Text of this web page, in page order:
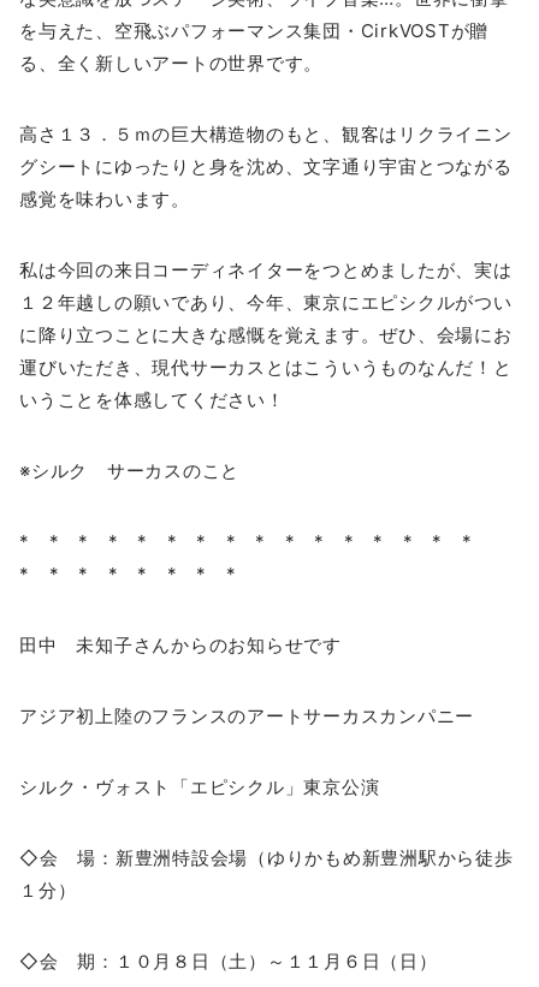
を与えた、空飛ぶパフォーマンス集団・CirkVOSTが贈
る、全く新しいアートの世界です。
高さ１３．５ｍの巨大構造物のもと、観客はリクライニン
グシートにゆったりと身を沈め、文字通り宇宙とつながる
感覚を味わいます。
私は今回の来日コーディネイターをつとめましたが、実は
１２年越しの願いであり、今年、東京にエピシクルがつい
に降り立つことに大きな感慨を覚えます。ぜひ、会場にお
運びいただき、現代サーカスとはこういうものなんだ！と
いうことを体感してください！
※シルク サーカスのこと
* * * * * * * * * * * * * * * *
* * * * * * * *
田中 未知子さんからのお知らせです
アジア初上陸のフランスのアートサーカスカンパニー
シルク・ヴォスト「エピシクル」東京公演
◇会 場：新豊洲特設会場（ゆりかもめ新豊洲駅から徒歩
１分）
◇会 期：１０月８日（土）～１１月６日（日）